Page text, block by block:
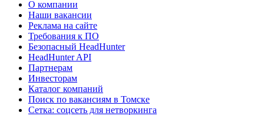
О компании
Наши вакансии
Реклама на сайте
Требования к ПО
Безопасный HeadHunter
HeadHunter API
Партнерам
Инвесторам
Каталог компаний
Поиск по вакансиям в Томске
Сетка: соцсеть для нетворкинга